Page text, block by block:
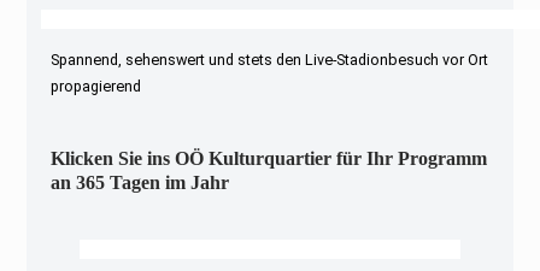
Spannend, sehenswert und stets den Live-Stadionbesuch vor Ort
propagierend
Klicken Sie ins OÖ Kulturquartier für Ihr Programm
an 365 Tagen im Jahr